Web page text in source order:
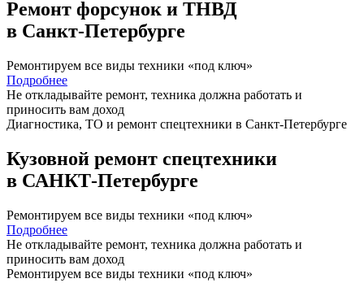
Ремонт форсунок и ТНВД
в Санкт-Петербурге
Ремонтируем все виды техники «под ключ»
Подробнее
Не откладывайте ремонт, техника должна работать и
приносить вам доход
Диагностика, ТО и ремонт спецтехники в Санкт-Петербурге
Кузовной ремонт спецтехники
в САНКТ-Петербурге
Ремонтируем все виды техники «под ключ»
Подробнее
Не откладывайте ремонт, техника должна работать и
приносить вам доход
Ремонтируем все виды техники «под ключ»